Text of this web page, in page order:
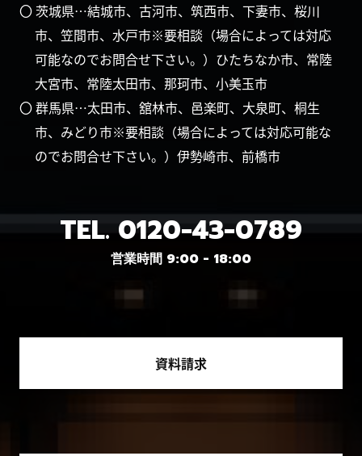
〇 茨城県…結城市、古河市、筑西市、下妻市、桜川
市、笠間市、水戸市※要相談（場合によっては対応
可能なのでお問合せ下さい。）ひたちなか市、常陸
大宮市、常陸太田市、那珂市、小美玉市
〇 群馬県…太田市、舘林市、邑楽町、大泉町、桐生
市、みどり市※要相談（場合によっては対応可能な
のでお問合せ下さい。）伊勢崎市、前橋市
TEL. 0120-43-0789
営業時間 9:00 - 18:00
資料請求